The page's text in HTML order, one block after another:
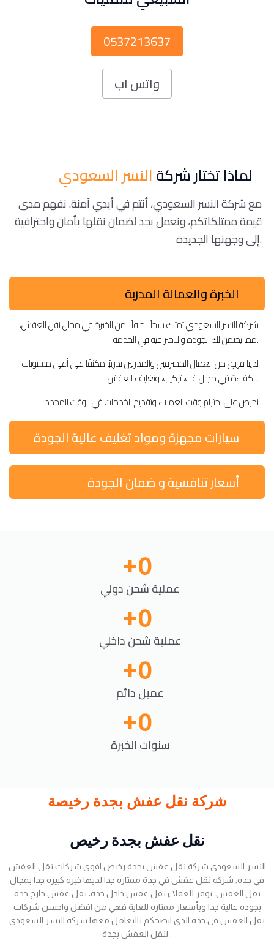
0537213637
واتس اب
لماذا تختار شركةالنسر السعودي
مع شركة النسر السعودي، أنتم في أيدي آمنة. نفهم مدى
قيمة ممتلكاتكم، ونعمل بجد لضمان نقلها بأمان واحترافية
إلى وجهتها الجديدة.
الخبرة والعمالة المدربة
شركة النسر السعودي تمتلك سجلًا حافلًا من الخبرة في مجال نقل العفش،
مما يضمن لك الجودة والاحترافية في الخدمة.
لدينا فريق من العمال المحترفين والمدربين تدريبًا مكثفًا على أعلى مستويات
الكفاءة في مجال فك، تركيب، وتغليف العفش.
نحرص على احترام وقت العملاء وتقديم الخدمات في الوقت المحدد
سيارات مجهزة ومواد تغليف عالية الجودة
أسعار تنافسية و ضمان الجودة
+0
عملية شحن دولي
+0
عملية شحن داخلي
+0
عميل دائم
+0
سنوات الخبرة
شركة نقل عفش بجدة رخيصة
نقل عفش بجدة رخيص
النسر السعودي شركة نقل عفش بجدة رخيص اقوى شركات نقل العفش
في جده, شركه نقل عفش في جدة ممتازه جدا لديها خبره كبيره جدا بمجال
نقل العفش، توفر للعملاء نقل عفش داخل جدة، نقل عفش خارج جده
بجوده عالية جدا وبأسعار ممتازه للغاية فهي من افضل واحسن شركات
نقل العفش في جده الذي انصحكم بالتعامل معها شركة النسر السعودي